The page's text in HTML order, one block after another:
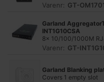
Varenr: GT-
Garland
INT1G10CSA
8x 10/100/1000M
Varenr: GT-
Garland Blanking
Covers 1 empty slot